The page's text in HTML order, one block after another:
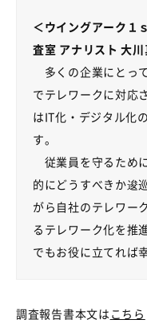
＜ウイングアーク１
査室 アナリスト 大
多くの企業にとっ
でテレワークに対応
はIT化・デジタル化
す。
従業員を守るため
的にどうすべきか逡
がら自社のテレワー
るテレワーク化を推
でもお役に立てれば
調査報告書本文は こちら